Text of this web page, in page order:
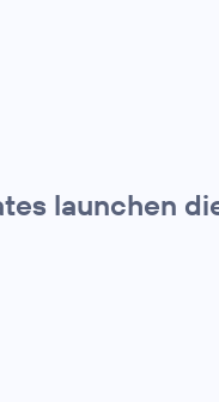
launchen